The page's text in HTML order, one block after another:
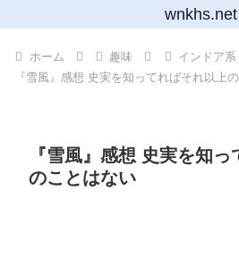
wnkhs.net
ホーム 趣味 インドア系
『雪風』感想 史実を知ってればそれ以上
『雪風』感想 史実を知
のことはない